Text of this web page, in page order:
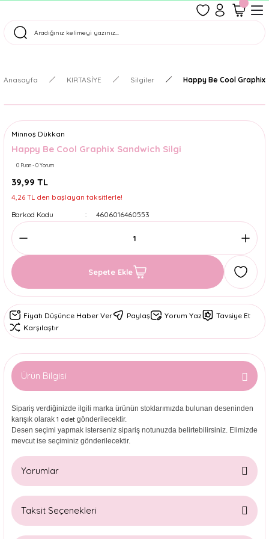
Tüm Siparişler Aynı Gün Kargoda!
Anasayfa KIRTASİYE Silgiler Happy Be Cool Graphix
Minnoş Dükkan
Happy Be Cool Graphix Sandwich Silgi
0 Puan - 0 Yorum
39,99 TL
4,26 TL den başlayan taksitlerle!
Barkod Kodu
4606016460553
Sepete Ekle
Fiyatı Düşünce Haber Ver Paylaş Yorum Yaz
Tavsiye Et
Karşılaştır
Ürün Bilgisi
Sipariş verdiğinizde ilgili marka ürünün stoklarımızda bulunan deseninden
karışık olarak 1 adet gönderilecektir.
Desen seçimi yapmak isterseniz sipariş notunuzda belirtebilirsiniz. Elimizde
mevcut ise seçiminiz gönderilecektir.
Yorumlar
Taksit Seçenekleri